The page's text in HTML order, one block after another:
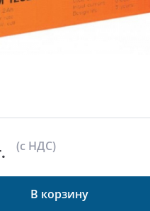
(с НДС)
В корзину